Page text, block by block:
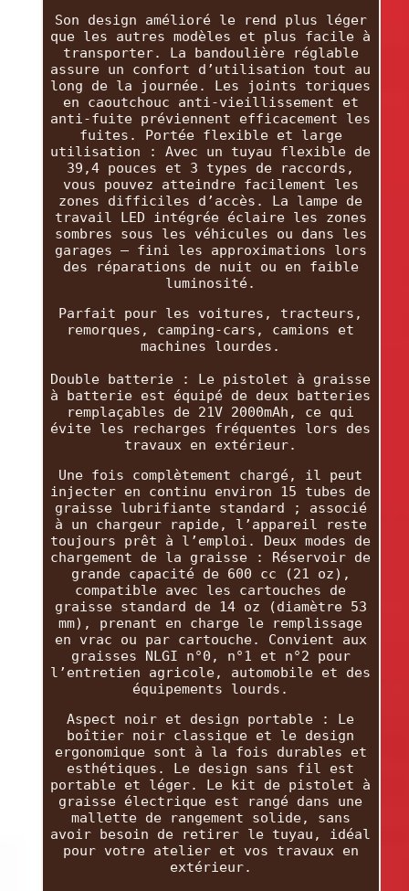
Son design amélioré le rend plus léger
que les autres modèles et plus facile à
transporter. La bandoulière réglable
assure un confort d’utilisation tout au
long de la journée. Les joints toriques
en caoutchouc anti-vieillissement et
anti-fuite préviennent efficacement les
fuites. Portée flexible et large
utilisation : Avec un tuyau flexible de
39,4 pouces et 3 types de raccords,
vous pouvez atteindre facilement les
zones difficiles d’accès. La lampe de
travail LED intégrée éclaire les zones
sombres sous les véhicules ou dans les
garages — fini les approximations lors
des réparations de nuit ou en faible
luminosité.
Parfait pour les voitures, tracteurs,
remorques, camping-cars, camions et
machines lourdes.
Double batterie : Le pistolet à graisse
à batterie est équipé de deux batteries
remplaçables de 21V 2000mAh, ce qui
évite les recharges fréquentes lors des
travaux en extérieur.
Une fois complètement chargé, il peut
injecter en continu environ 15 tubes de
graisse lubrifiante standard ; associé
à un chargeur rapide, l’appareil reste
toujours prêt à l’emploi. Deux modes de
chargement de la graisse : Réservoir de
grande capacité de 600 cc (21 oz),
compatible avec les cartouches de
graisse standard de 14 oz (diamètre 53
mm), prenant en charge le remplissage
en vrac ou par cartouche. Convient aux
graisses NLGI n°0, n°1 et n°2 pour
l’entretien agricole, automobile et des
équipements lourds.
Aspect noir et design portable : Le
boîtier noir classique et le design
ergonomique sont à la fois durables et
esthétiques. Le design sans fil est
portable et léger. Le kit de pistolet à
graisse électrique est rangé dans une
mallette de rangement solide, sans
avoir besoin de retirer le tuyau, idéal
pour votre atelier et vos travaux en
extérieur.